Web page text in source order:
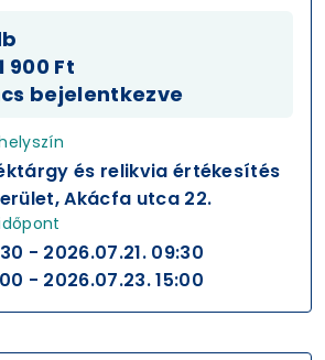
900 Ft
bejelentkezve
és relikvia értékesítés
Akácfa utca 22.
- 2026.07.21. 09:30
- 2026.07.23. 15:00